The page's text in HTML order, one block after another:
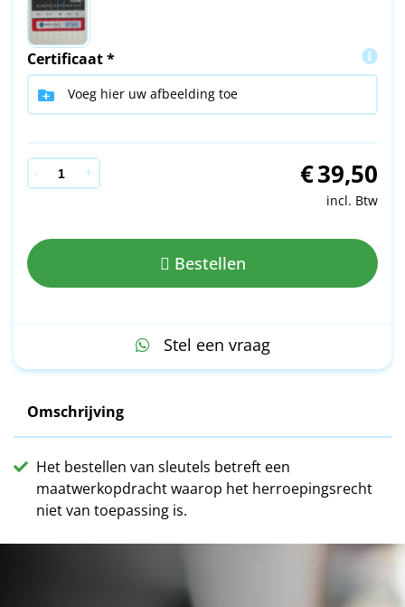
Certificaat *
Voeg hier uw afbeelding toe
€39,50
incl. Btw
Bestellen
Stel een vraag
Omschrijving
Het bestellen van sleutels betreft een
maatwerkopdracht waarop het herroepingsrecht
niet van toepassing is.